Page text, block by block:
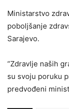
Ministarstvo
poboljšanje
Sarajevo.
“Zdravlje naših
su svoju poruku
predvođeni